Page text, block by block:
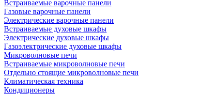
Встраиваемые варочные панели
Газовые варочные панели
Электрические варочные панели
Встраиваемые духовые шкафы
Электрические духовые шкафы
Газоэлектрические духовые шкафы
Микроволновые печи
Встраиваемые микроволновые печи
Отдельно стоящие микроволновые печи
Климатическая техника
Кондиционеры